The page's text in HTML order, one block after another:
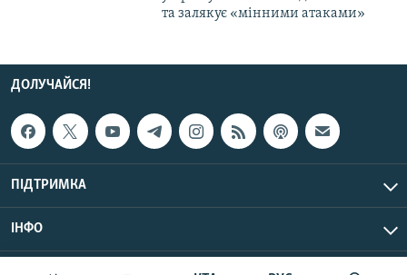
та залякує «мінними атаками»
ДОЛУЧАЙСЯ!
ПІДТРИМКА
ІНФО